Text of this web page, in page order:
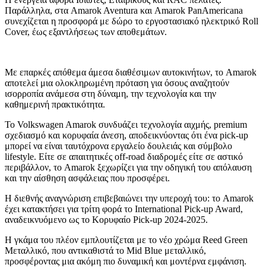
Παράλληλα, στα Amarok Aventura και Amarok PanAmericana
συνεχίζεται η προσφορά με δώρο το εργοστασιακό ηλεκτρικό Roll
Cover, έως εξαντλήσεως των αποθεμάτων.
Με επαρκές απόθεμα άμεσα διαθέσιμων αυτοκινήτων, το Amarok
αποτελεί μια ολοκληρωμένη πρόταση για όσους αναζητούν
ισορροπία ανάμεσα στη δύναμη, την τεχνολογία και την
καθημερινή πρακτικότητα.
Το Volkswagen Amarok συνδυάζει τεχνολογία αιχμής, premium
σχεδιασμό και κορυφαία άνεση, αποδεικνύοντας ότι ένα pick-up
μπορεί να είναι ταυτόχρονα εργαλείο δουλειάς και σύμβολο
lifestyle. Είτε σε απαιτητικές off-road διαδρομές είτε σε αστικό
περιβάλλον, το Amarok ξεχωρίζει για την οδηγική του απόλαυση
και την αίσθηση ασφάλειας που προσφέρει.
Η διεθνής αναγνώριση επιβεβαιώνει την υπεροχή του: το Amarok
έχει κατακτήσει για τρίτη φορά το International Pick-up Award,
αναδεικνυόμενο ως το Κορυφαίο Pick-up 2024-2025.
Η γκάμα του πλέον εμπλουτίζεται με το νέο χρώμα Reed Green
Μεταλλικό, που αντικαθιστά το Mid Blue μεταλλικό,
προσφέροντας μια ακόμη πιο δυναμική και μοντέρνα εμφάνιση.